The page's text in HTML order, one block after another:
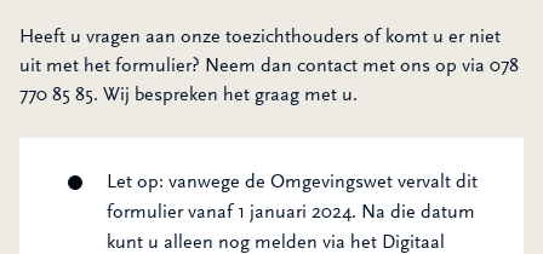
Heeft u vragen aan onze toezichthouders of komt u er niet
uit met het formulier? Neem dan contact met ons op via 078
770 85 85. Wij bespreken het graag met u.
Let op: vanwege de Omgevingswet vervalt dit
formulier vanaf 1 januari 2024. Na die datum
kunt u alleen nog melden via het Digitaal